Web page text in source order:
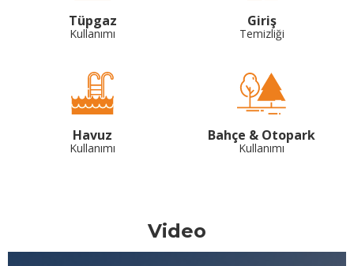
Tüpgaz
Kullanımı
Giriş
Temizliği
Havuz
Kullanımı
Bahçe & Otopark
Kullanımı
Video